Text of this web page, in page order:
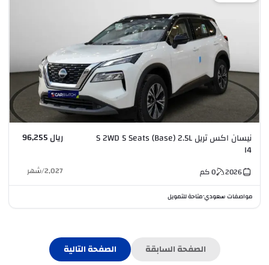
نيسان اكس تريل S 2WD 5 Seats (Base) 2.5L
I4
ريال 96,255
2026
0كم 2,027
/شهر
مواصفات سعودي•متاحة للتمويل
الصفحة السابقة الصفحة التالية